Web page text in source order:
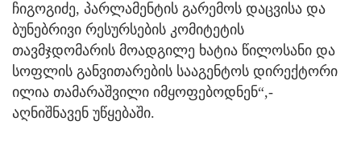
ჩიგოგიძე, პარლამენტის გარემოს დაცვისა და
ბუნებრივი რესურსების კომიტეტის
თავმჯდომარის მოადგილე ხატია წილოსანი და
სოფლის განვითარების სააგენტოს დირექტორი
ილია თამარაშვილი იმყოფებოდნენ“,-
აღნიშნავენ უწყებაში.